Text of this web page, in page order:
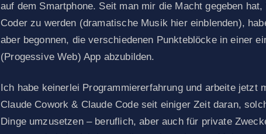
auf dem Smartphone. Seit man mir die Macht gegeben hat,
Coder zu werden (dramatische Musik hier einblenden),
aber begonnen, die verschiedenen Punkteblöcke in einer
(Progessive Web) App abzubilden.
Ich habe keinerlei Programmiererfahrung und arbeite jetzt
Claude Cowork & Claude Code seit einiger Zeit daran,
Dinge umzusetzen – beruflich, aber auch für private